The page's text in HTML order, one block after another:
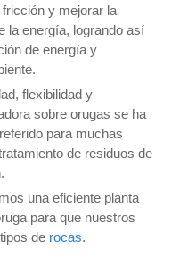
y mejorar la
la energía, logrando así
de energía y
flexibilidad y
sobre orugas se ha
para muchas
de residuos de
una eficiente planta
para que nuestros
de rocas.